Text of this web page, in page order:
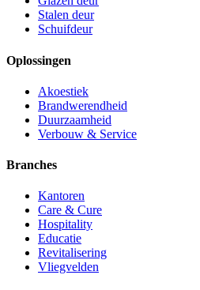
Stalen deur
Schuifdeur
Oplossingen
Akoestiek
Brandwerendheid
Duurzaamheid
Verbouw & Service
Branches
Kantoren
Care & Cure
Hospitality
Educatie
Revitalisering
Vliegvelden